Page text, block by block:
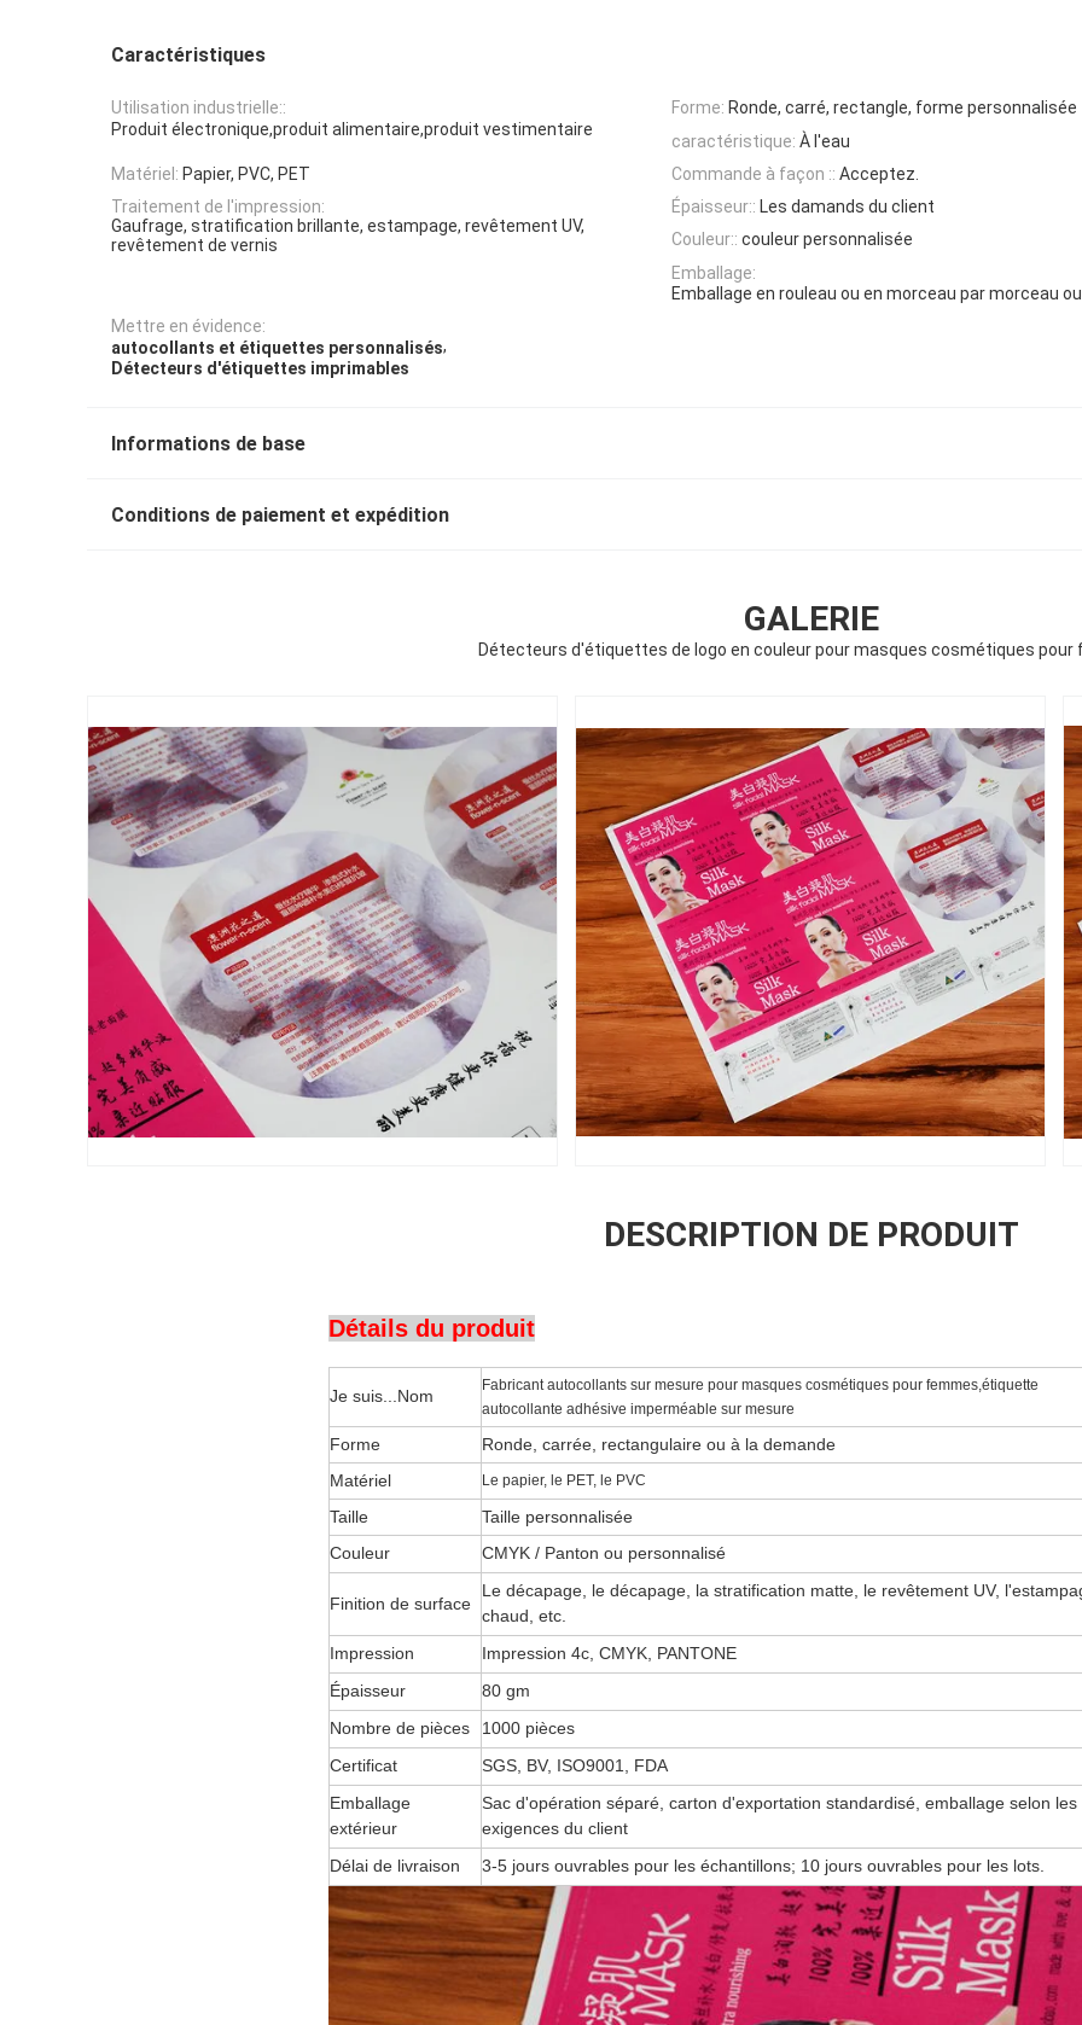
Caractéristiques
Utilisation industrielle::
Produit électronique,produit alimentaire,produit vestimentaire
Forme: Ronde, carré, rectangle, forme personnalisée
caractéristique: À l'eau
Matériel: Papier, PVC, PET Commande à façon :: Acceptez.
Traitement de l'impression:
Gaufrage, stratification brillante, estampage, revêtement UV,
revêtement de vernis
Épaisseur:: Les damands du client
Couleur:: couleur personnalisée
Emballage:
Emballage en rouleau ou en morceau par morceau
Mettre en évidence:
autocollants et étiquettes personnalisés,
Détecteurs d'étiquettes imprimables
Informations de base
Conditions de paiement et expédition
GALERIE
Détecteurs d'étiquettes de logo en couleur pour masques cosmétiques pour
DESCRIPTION DE PRODUIT
Détails du produit
Je suis... Nom
Fabricant autocollants sur mesure pour masques cosmétiques pour femmes,étiquette
autocollante adhésive imperméable sur mesure
Forme
Ronde, carrée, rectangulaire ou à la demande
Matériel
Le papier, le PET, le PVC
Taille
Taille personnalisée
Couleur
CMYK / Panton ou personnalisé
Finition de surface
Le décapage, le décapage, la stratification matte, le revêtement UV,
chaud, etc.
Impression
Impression 4c, CMYK, PANTONE
Épaisseur
80 gm
Nombre de pièces
1000 pièces
Certificat
SGS, BV, ISO9001, FDA
Emballage
extérieur
Sac d'opération séparé, carton d'exportation standardisé, emballage selon les
exigences du client
Délai de livraison
3-5 jours ouvrables pour les échantillons; 10 jours ouvrables pour les lots.